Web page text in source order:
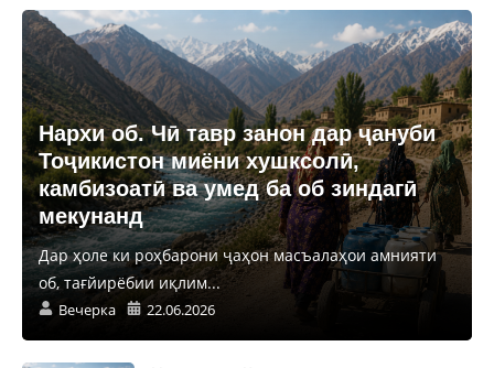
Нархи об. Чӣ тавр занон дар ҷануби
Тоҷикистон миёни хушксолӣ,
камбизоатӣ ва умед ба об зиндагӣ
мекунанд
Дар ҳоле ки роҳбарони ҷаҳон масъалаҳои амнияти
об, тағйирёбии иқлим...
Вечерка 22.06.2026